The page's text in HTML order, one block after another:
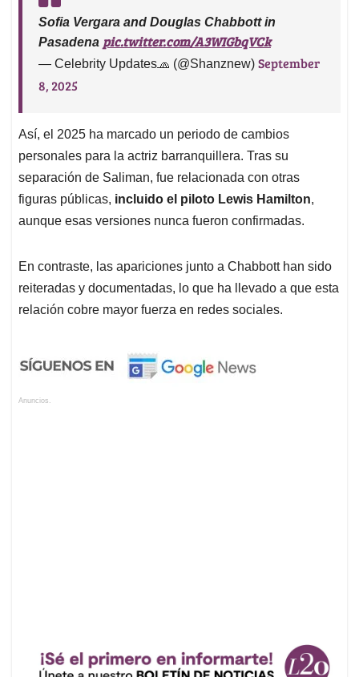
Sofia Vergara and Douglas Chabbott in
Pasadena pic.twitter.com/A3WIGbqVCk
— Celebrity Updates🧢 (@Shanznew) September
8, 2025
Así, el 2025 ha marcado un periodo de cambios
personales para la actriz barranquillera. Tras su
separación de Saliman, fue relacionada con otras
figuras públicas, incluido el piloto Lewis Hamilton,
aunque esas versiones nunca fueron confirmadas.
En contraste, las apariciones junto a Chabbott han sido
reiteradas y documentadas, lo que ha llevado a que esta
relación cobre mayor fuerza en redes sociales.
Anuncios.